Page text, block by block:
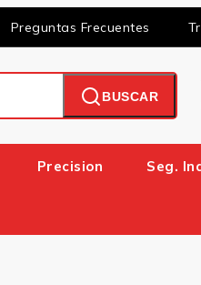
Preguntas Frecuentes
BUSCAR
Precision Seg.